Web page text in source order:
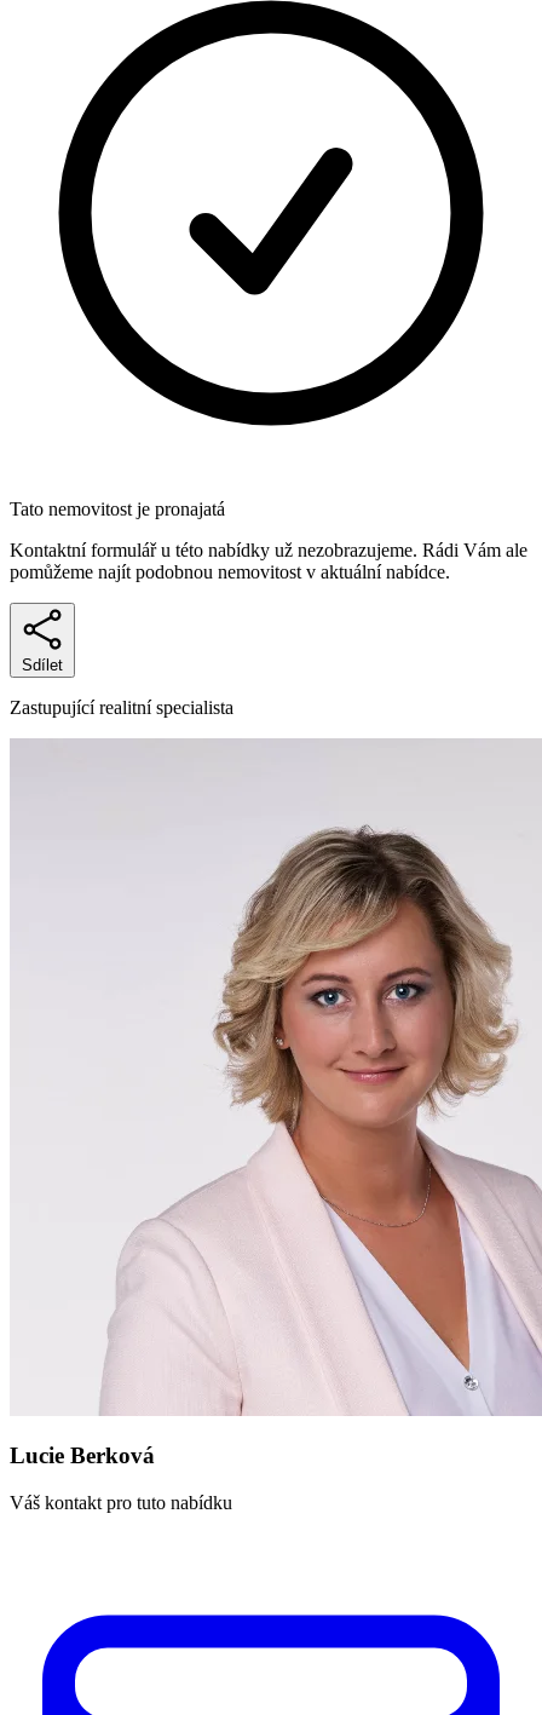
Tato nemovitost je pronajatá
Kontaktní formulář u této nabídky už nezobrazujeme. Rádi Vám ale
pomůžeme najít podobnou nemovitost v aktuální nabídce.
Sdílet
Zastupující realitní specialista
Lucie Berková
Váš kontakt pro tuto nabídku